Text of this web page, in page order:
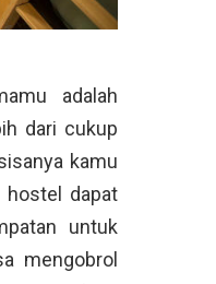
adalah
dari cukup
kamu
hostel dapat
untuk
mengobrol